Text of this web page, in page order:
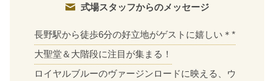
式場スタッフからのメッセージ
長野駅から徒歩6分の好立地がゲストに嬉しい＊*
大聖堂＆大階段に注目が集まる！
ロイヤルブルーのヴァージンロードに映える、ウ